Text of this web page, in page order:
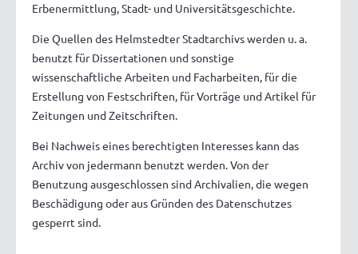
Erbenermittlung, Stadt- und Universitätsgeschichte.
Die Quellen des Helmstedter Stadtarchivs werden u. a.
benutzt für Dissertationen und sonstige
wissenschaftliche Arbeiten und Facharbeiten, für die
Erstellung von Festschriften, für Vorträge und Artikel für
Zeitungen und Zeitschriften.
Bei Nachweis eines berechtigten Interesses kann das
Archiv von jedermann benutzt werden. Von der
Benutzung ausgeschlossen sind Archivalien, die wegen
Beschädigung oder aus Gründen des Datenschutzes
gesperrt sind.